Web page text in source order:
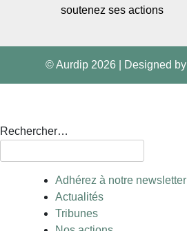
soutenez ses actions
© Aurdip 2026 Designed by
Rechercher…
Adhérez à notre newsletter
Actualités
Tribunes